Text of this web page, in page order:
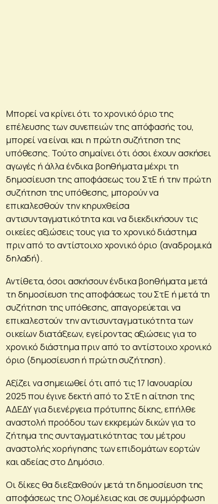
Μπορεί να κρίνει ότι το χρονικό όριο της
επέλευσης των συνεπειών της απόφασής του,
μπορεί να είναι και η πρώτη συζήτηση της
υπόθεσης. Τούτο σημαίνει ότι όσοι έχουν ασκήσει
αγωγές ή άλλα ένδικα βοηθήματα μέχρι τη
δημοσίευση της αποφάσεως του ΣτΕ ή την πρώτη
συζήτηση της υπόθεσης, μπορούν να
επικαλεσθούν την κηρυχθείσα
αντισυνταγματικότητα και να διεκδικήσουν τις
οικείες αξιώσεις τους για το χρονικό διάστημα
πριν από το αντίστοιχο χρονικό όριο (αναδρομικά
δηλαδή).
Αντίθετα, όσοι ασκήσουν ένδικα βοηθήματα μετά
τη δημοσίευση της αποφάσεως του ΣτΕ ή μετά τη
συζήτηση της υπόθεσης, απαγορεύεται να
επικαλεστούν την αντισυνταγματικότητα των
οικείων διατάξεων, εγείροντας αξιώσεις για το
χρονικό διάστημα πριν από το αντίστοιχο χρονικό
όριο (δημοσίευση ή πρώτη συζήτηση).
Αξίζει να σημειωθεί ότι από τις 17 Ιανουαρίου
2025 που έγινε δεκτή από το ΣτΕ η αίτηση της
ΑΔΕΔΥ για διενέργεια πρότυπης δίκης, επήλθε
αναστολή προόδου των εκκρεμών δικών για το
ζήτημα της συνταγματικότητας του μέτρου
αναστολής χορήγησης των επιδομάτων εορτών
και αδείας στο Δημόσιο.
Οι δίκες θα διεξαχθούν μετά τη δημοσίευση της
αποφάσεως της Ολομέλειας και σε συμμόρφωση